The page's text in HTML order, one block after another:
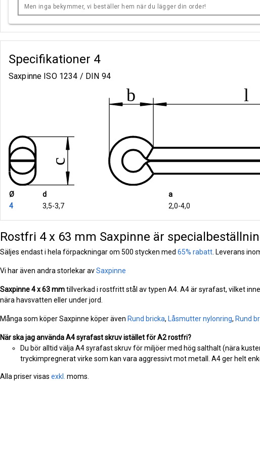
Men inga bekymmer, vi beställer hem när du lägger din order!
Specifikationer 4
Saxpinne ISO 1234 / DIN 94
Ø d a
4
3,5-3,7 2,0-4,0
Rostfri 4 x 63 mm Saxpinne är
Säljes endast i hela förpackningar om 500 stycken med 65% rabatt . Leverans
Vi har även andra storlekar avSaxpinne
Saxpinne4 x 63 mmtillverkad i rostfritt stål av typen A4. A4 är syrafast, vilket
nära havsvatten eller under jord.
Många som köper Saxpinne köper även Rund bricka, Låsmutter nylonring, Rund
När ska jag använda A4 syrafast skruv istället för A2 rostfri?
Du bör alltid välja A4 syrafast skruv för miljöer med hög salthalt (nära
tryckimpregnerat virke som kan vara aggressivt mot metall. A4 ger helt
Alla priser visas exkl. moms.